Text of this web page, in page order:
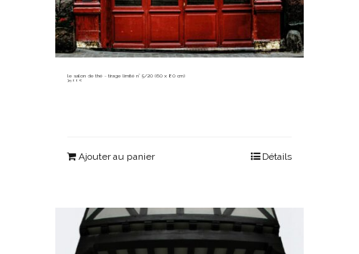
le salon de thé ~ tirage limité n° 5/20 (60 x 80 cm)
315,00€
Ajouter au panier Détails